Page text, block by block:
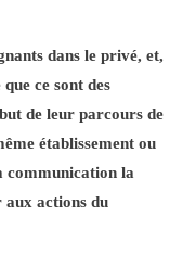
dans le privé, et,
ce sont des
de leur parcours de
établissement ou
communication la
aux actions du